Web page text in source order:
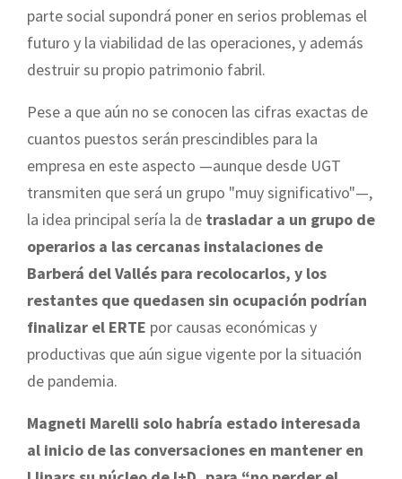
parte social supondrá poner en serios problemas el
futuro y la viabilidad de las operaciones, y además
destruir su propio patrimonio fabril.
Pese a que aún no se conocen las cifras exactas de
cuantos puestos serán prescindibles para la
empresa en este aspecto —aunque desde UGT
transmiten que será un grupo "muy significativo"—,
la idea principal sería la de trasladar a un grupo de
operarios a las cercanas instalaciones de
Barberá del Vallés para recolocarlos, y los
restantes que quedasen sin ocupación podrían
finalizar el ERTE por causas económicas y
productivas que aún sigue vigente por la situación
de pandemia.
Magneti Marelli solo habría estado interesada
al inicio de las conversaciones en mantener en